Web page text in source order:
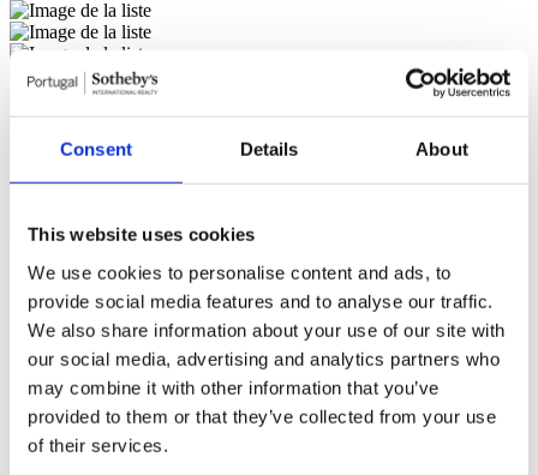
Consent Details About
This website uses cookies
We use cookies to personalise content and ads, to
provide social media features and to analyse our traffic.
We also share information about your use of our site with
our social media, advertising and analytics partners who
may combine it with other information that you’ve
provided to them or that they’ve collected from your use
of their services.
Lisboa, Lumiar, 7.500.000 €
Palais 7 Chambres (ref: 109210056)
Nous contacter
À propos de la propriété